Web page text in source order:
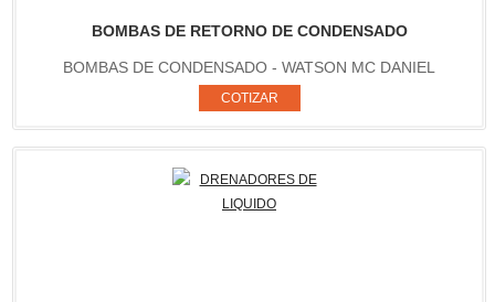
BOMBAS DE RETORNO DE CONDENSADO
BOMBAS DE CONDENSADO - WATSON MC DANIEL